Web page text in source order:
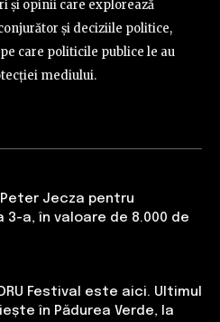
și opinii care explorează
și deciziile politice,
care politicile publice le au
mediului.
Jecza pentru
3-a, în valoare de 8.000 de
Festival este aici. Ultimul
în Pădurea Verde, la